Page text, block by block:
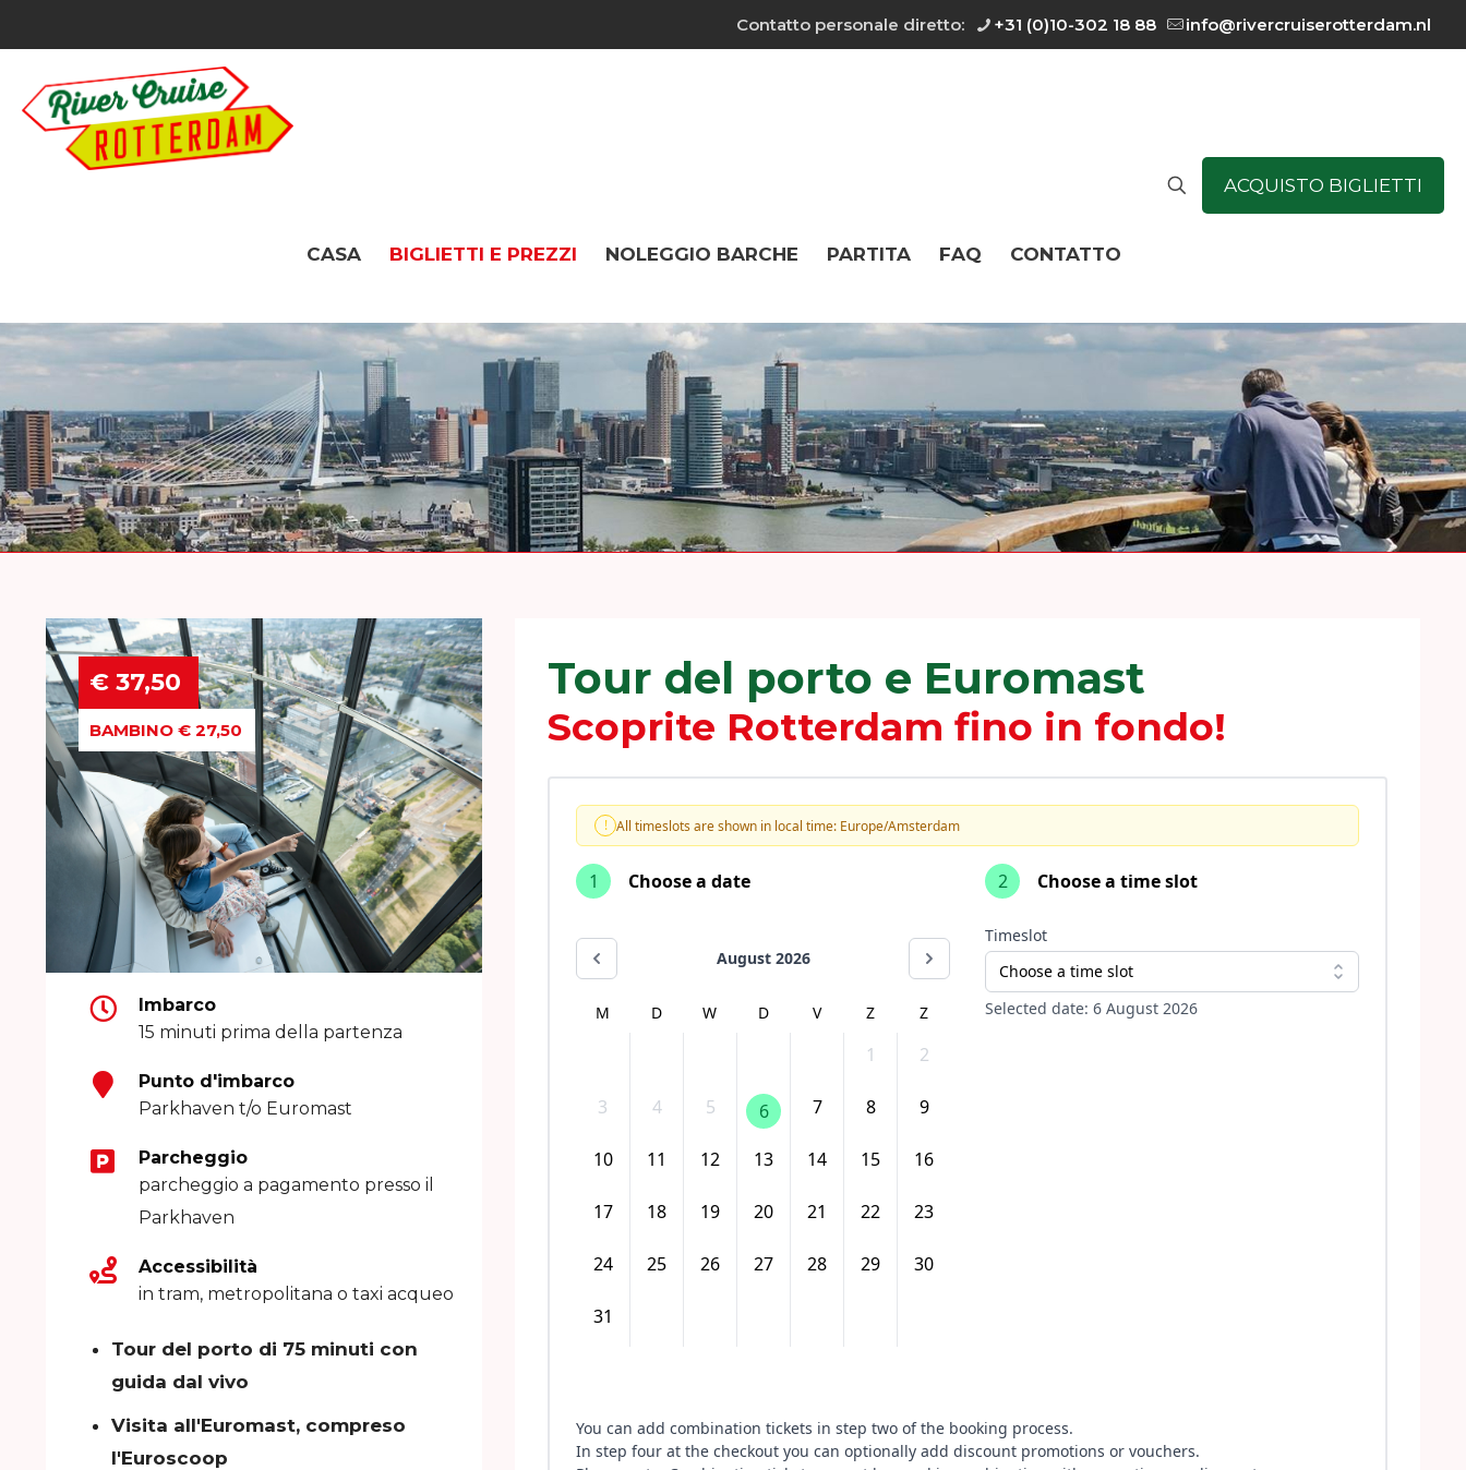
Contatto personale diretto: +31 (0)10-302 18 88 info@rivercruiserotterdam.nl
CASA BIGLIETTI E PREZZI NOLEGGIO BARCHE PARTITA FAQ CONTATTO
ACQUISTO BIGLIETTI
€ 37,50
BAMBINO € 27,50
Imbarco
15 minuti prima della partenza
Punto d'imbarco
Parkhaven t/o Euromast
Parcheggio
parcheggio a pagamento presso il
Parkhaven
Accessibilità
in tram, metropolitana o taxi acqueo
Tour del porto di 75 minuti con
guida dal vivo
Visita all'Euromast, compreso
l'Euroscoop
Tour del porto e Euromast
Scoprite Rotterdam fino in fondo!